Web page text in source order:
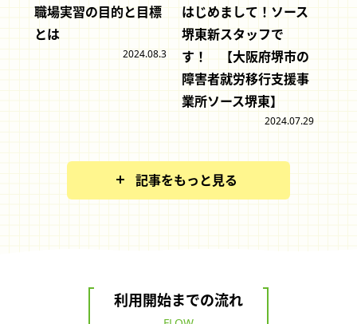
職場実習の目的と目標
とは
2024.08.3
はじめまして！ソース
堺東新スタッフで
す！ 【大阪府堺市の
障害者就労移行支援事
業所ソース堺東】
2024.07.29
記事をもっと見る
利用開始までの流れ